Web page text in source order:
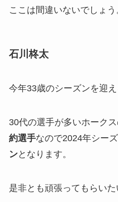
ここは間違いないでしょう
石川柊太
今年33歳のシーズンを迎え
30代の選手が多いホーク
約選手なので2024年シー
ンとなります。
是非とも頑張ってもらいた